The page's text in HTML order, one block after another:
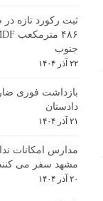
ثبت رکورد تازه
جنوب
۲۲ آذر ۱۴۰۴
بازداشت فوری
دادستان
۲۱ آذر ۱۴۰۴
مدارس امکانات
مشهد سفر می
۲۰ آذر ۱۴۰۴